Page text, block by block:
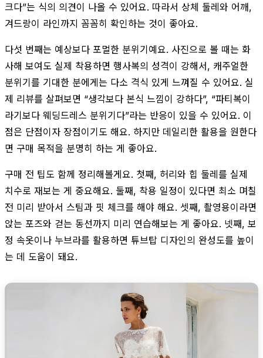
크다”는 식의 의견이 나올 수 있어요. 따라서 상체 둘레와 어깨,
겨드랑이 라인까지 꼼꼼히 확인하는 것이 좋아요.
다섯 번째는 예상보다 포멀한 분위기예요. 사진으로 볼 때는 화
사해 보여도 실제 착용하면 행사복의 성격이 강해서, 캐주얼한
분위기를 기대한 분에게는 다소 격식 있게 느껴질 수 있어요. 실
제 리뷰를 살펴보면 “생각보다 본식 느낌이 강하다”, “파티복이
라기보다 웨딩드레스 분위기다”라는 반응이 있을 수 있어요. 이
점은 단점이자 장점이기도 해요. 하지만 데일리한 활용을 원한다
면 구매 목적을 분명히 하는 게 좋아요.
구매 전 팁도 함께 정리해볼게요. 첫째, 허리와 힙 둘레를 실제
치수로 재보는 게 중요해요. 둘째, 착용 일정이 있다면 최소 며칠
전 미리 받아서 스팀과 핏 체크를 해야 해요. 셋째, 촬영용이라면
앉는 포즈와 걷는 동선까지 미리 연습해보는 게 좋아요. 넷째, 보
정 속옷이나 누브라를 활용하면 튜브탑 디자인의 완성도를 높이
는 데 도움이 돼요.